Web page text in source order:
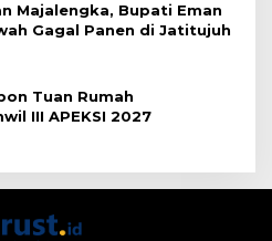
Majalengka, Bupati Eman
Gagal Panen di Jatitujuh
Tuan Rumah
III APEKSI 2027